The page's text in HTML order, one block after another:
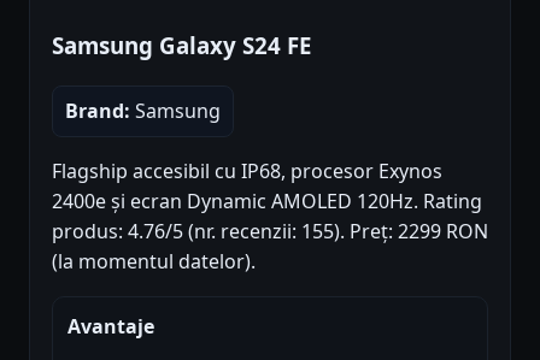
Samsung Galaxy S24 FE
Brand: Samsung
Flagship accesibil cu IP68, procesor Exynos
2400e și ecran Dynamic AMOLED 120Hz. Rating
produs: 4.76/5 (nr. recenzii: 155). Preț: 2299 RON
(la momentul datelor).
Avantaje